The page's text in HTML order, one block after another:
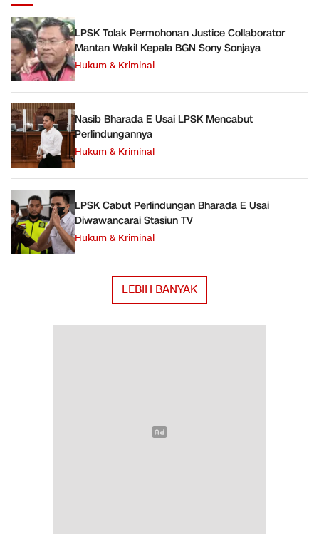
LPSK Tolak Permohonan Justice Collaborator
Mantan Wakil Kepala BGN Sony Sonjaya
Hukum & Kriminal
Nasib Bharada E Usai LPSK Mencabut
Perlindungannya
Hukum & Kriminal
LPSK Cabut Perlindungan Bharada E Usai
Diwawancarai Stasiun TV
Hukum & Kriminal
LEBIH BANYAK